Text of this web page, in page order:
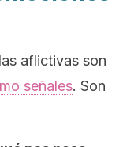
aflictivas son
señales. Son